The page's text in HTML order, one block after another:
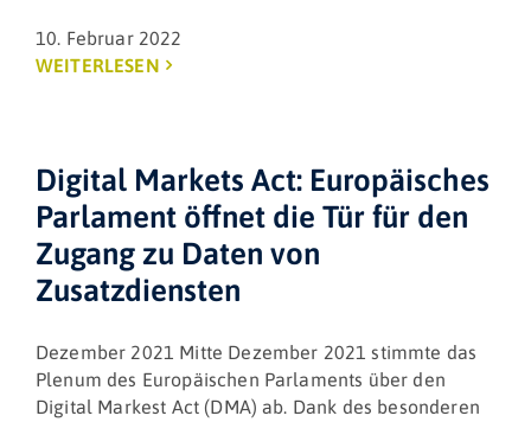
10. Februar 2022
WEITERLESEN
Digital Markets Act: Europäisches
Parlament öffnet die Tür für den
Zugang zu Daten von
Zusatzdiensten
Dezember 2021 Mitte Dezember 2021 stimmte das
Plenum des Europäischen Parlaments über den
Digital Markest Act (DMA) ab. Dank des besonderen